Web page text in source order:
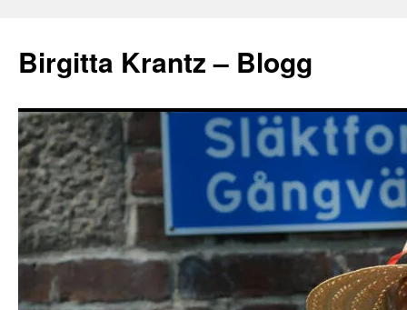
innehåll
Birgitta Krantz – Blogg